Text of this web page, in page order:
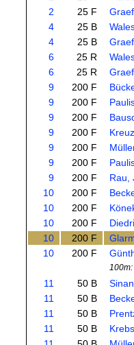
2
25 F
4
25 B
4
25 B
6
25 R
6
25 R
9
200 F
9
200 F
9
200 F
9
200 F
9
200 F
9
200 F
9
200 F Rau,
10
200 F
10
200 F
10
200 F
10
200 F
10
200 F
100m:
11 50 B
11
50 B
11
50 B
11
50 B